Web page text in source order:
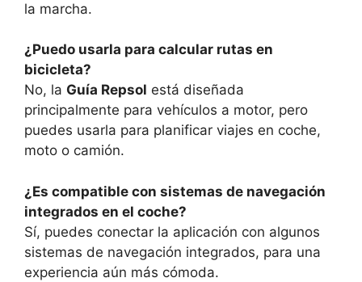
la marcha.
¿Puedo usarla para calcular rutas en
bicicleta?
No, la Guía Repsol está diseñada
principalmente para vehículos a motor, pero
puedes usarla para planificar viajes en coche,
moto o camión.
¿Es compatible con sistemas de navegación
integrados en el coche?
Sí, puedes conectar la aplicación con algunos
sistemas de navegación integrados, para una
experiencia aún más cómoda.